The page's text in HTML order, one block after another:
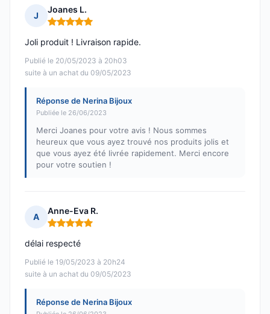
J
Joanes L.
Note : 5 sur 5
Publié le 20/05/2023 à 20h03
suite à un achat du 09/05/2023
Joli produit ! Livraison rapide.
Réponse de Nerina Bijoux
Publiée le 26/06/2023
Merci Joanes pour votre avis ! Nous sommes
heureux que vous ayez trouvé nos produits jolis et
que vous ayez été livrée rapidement. Merci encore
pour votre soutien !
A
Anne-Eva R.
Note : 5 sur 5
Publié le 19/05/2023 à 20h24
suite à un achat du 09/05/2023
délai respecté
Réponse de Nerina Bijoux